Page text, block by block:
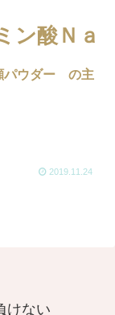
ン酸Ｎａ
パウダー の主
2019.11.24
けない